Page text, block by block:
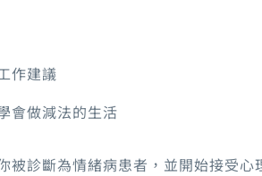
作建議
會做減法的生活
被診斷為情緒病患者，並開始接受心